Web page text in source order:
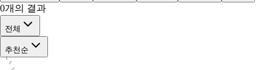
0개의 결과
전체
추천순